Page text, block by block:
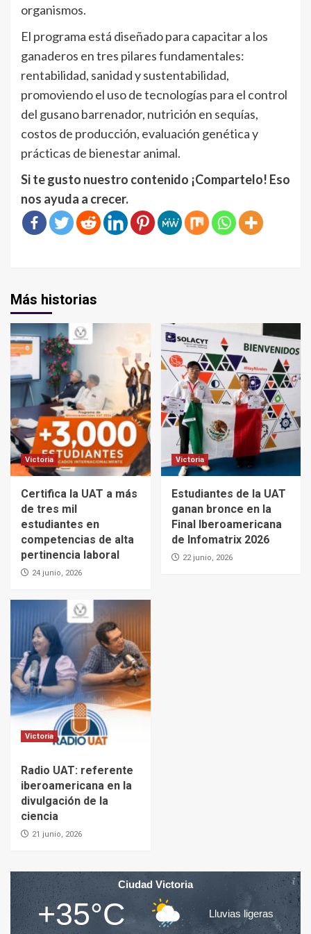
organismos.
El programa está diseñado para capacitar a los
ganaderos en tres pilares fundamentales:
rentabilidad, sanidad y sustentabilidad,
promoviendo el uso de tecnologías para el control
del gusano barrenador, nutrición en sequías,
costos de producción, evaluación genética y
prácticas de bienestar animal.
Si te gusto nuestro contenido ¡Compartelo! Eso
nos ayuda a crecer.
Más historias
Victoria
Certifica la UAT a más
de tres mil
estudiantes en
competencias de alta
pertinencia laboral
24 junio, 2026
Victoria
Estudiantes de la UAT
ganan bronce en la
Final Iberoamericana
de Infomatrix 2026
22 junio, 2026
Victoria
Radio UAT: referente
iberoamericana en la
divulgación de la
ciencia
21 junio, 2026
Ciudad Victoria
+35°C Lluvias ligeras